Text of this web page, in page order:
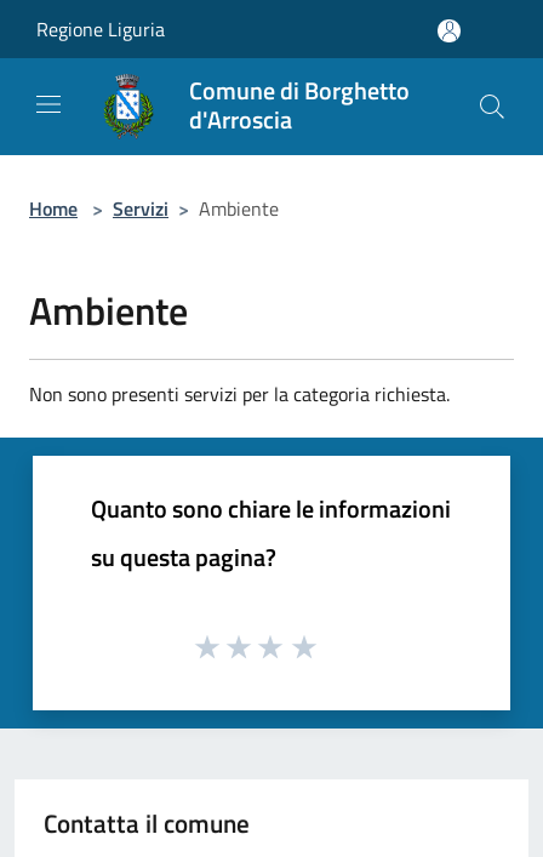
Regione Liguria
Comune di Borghetto
d'Arroscia
Home > Servizi > Ambiente
Ambiente
Non sono presenti servizi per la categoria richiesta.
Quanto sono chiare le informazioni
su questa pagina?
Contatta il comune